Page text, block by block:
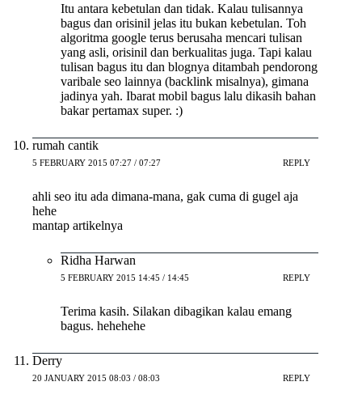
Itu antara kebetulan dan tidak. Kalau tulisannya
bagus dan orisinil jelas itu bukan kebetulan. Toh
algoritma google terus berusaha mencari tulisan
yang asli, orisinil dan berkualitas juga. Tapi kalau
tulisan bagus itu dan blognya ditambah pendorong
varibale seo lainnya (backlink misalnya), gimana
jadinya yah. Ibarat mobil bagus lalu dikasih bahan
bakar pertamax super. :)
rumah cantik
5 FEBRUARY 2015 07:27 / 07:27 REPLY
ahli seo itu ada dimana-mana, gak cuma di gugel aja
hehe
mantap artikelnya
Ridha Harwan
5 FEBRUARY 2015 14:45 / 14:45 REPLY
Terima kasih. Silakan dibagikan kalau emang
bagus. hehehehe
Derry
20 JANUARY 2015 08:03 / 08:03 REPLY